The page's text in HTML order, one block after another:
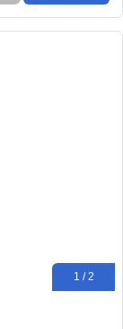
1 / 2